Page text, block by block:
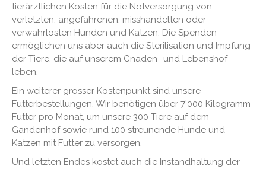
tierärztlichen Kosten für die Notversorgung von
verletzten, angefahrenen, misshandelten oder
verwahrlosten Hunden und Katzen. Die Spenden
ermöglichen uns aber auch die Sterilisation und Impfung
der Tiere, die auf unserem Gnaden- und Lebenshof
leben.
Ein weiterer grosser Kostenpunkt sind unsere
Futterbestellungen. Wir benötigen über 7'000 Kilogramm
Futter pro Monat, um unsere 300 Tiere auf dem
Gandenhof sowie rund 100 streunende Hunde und
Katzen mit Futter zu versorgen.
Und letzten Endes kostet auch die Instandhaltung der